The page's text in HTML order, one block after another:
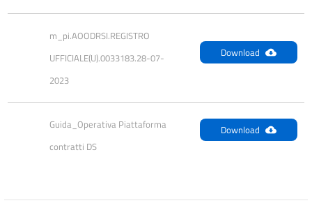
m_pi.AOODRSI.REGISTRO
UFFICIALE(U).0033183.28-07-
2023
Download
Guida_Operativa Piattaforma
contratti DS
Download